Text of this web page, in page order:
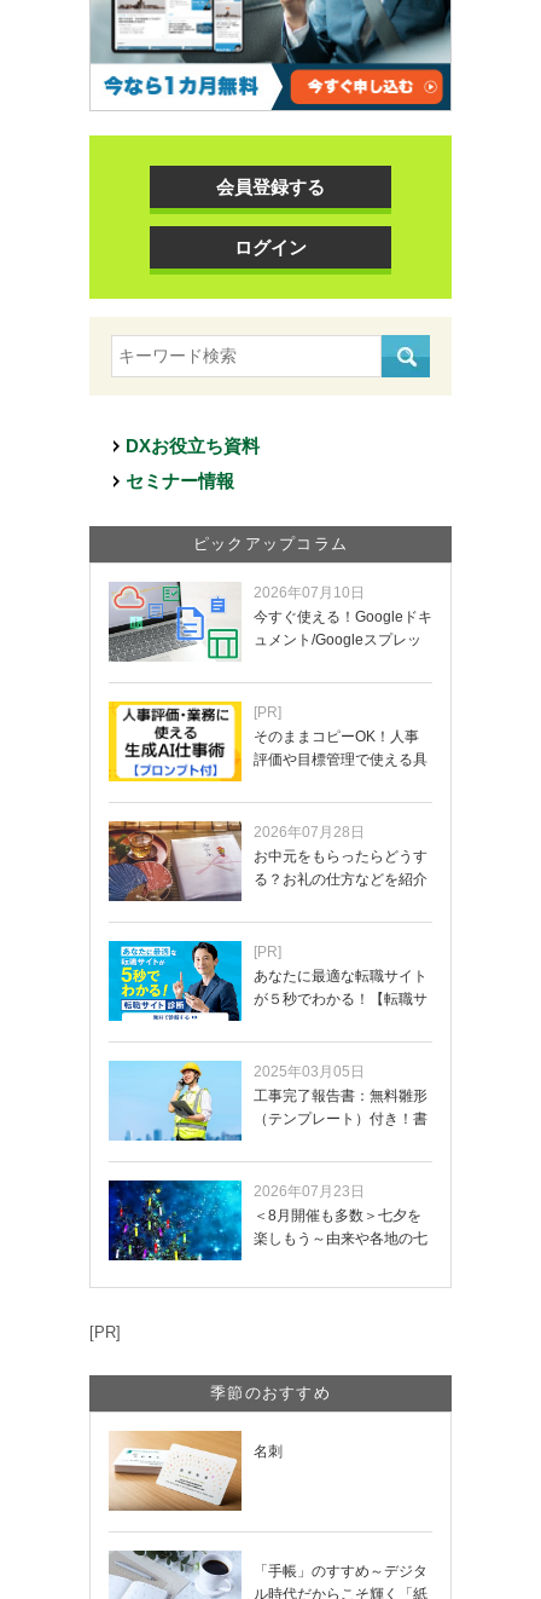
会員登録する
ログイン
DXお役立ち資料
セミナー情報
ピックアップコラム
2026年07月10日
今すぐ使える！Googleドキ
ュメント/Googleスプレッ
[PR]
そのままコピーOK！人事
評価や目標管理で使える具
2026年07月28日
お中元をもらったらどうす
る？お礼の仕方などを紹介
[PR]
あなたに最適な転職サイト
が５秒でわかる！【転職サ
2025年03月05日
工事完了報告書：無料雛形
（テンプレート）付き！書
2026年07月23日
＜8月開催も多数＞七夕を
楽しもう～由来や各地の七
[PR]
季節のおすすめ
名刺
「手帳」のすすめ～デジタ
ル時代だからこそ輝く「紙